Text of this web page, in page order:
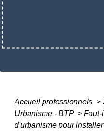
Accueil professionnels >
Urbanisme - BTP > Faut-
d'urbanisme pour